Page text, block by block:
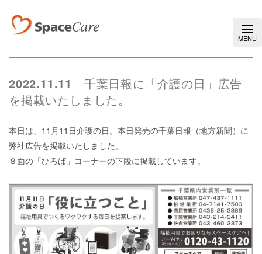
2022.11.11
千葉日報に「介護の日」広告
を掲載いたしました。
本日は、11月11日介護の日。本日発売の千葉日報（地方新聞）に
弊社広告を掲載いたしました。
８面の「ひろば」コーナーの下段に掲載しています。